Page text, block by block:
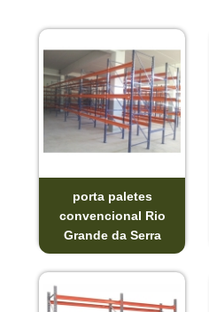
porta paletes
convencional Rio
Grande da Serra